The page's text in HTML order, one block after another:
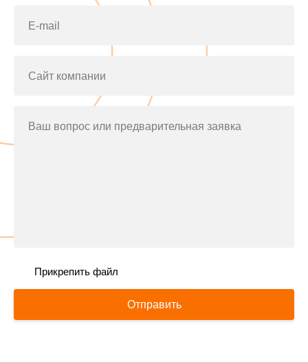
E-mail
Сайт компании
Ваш вопрос или предварительная заявка
Прикрепить файл
Отправить